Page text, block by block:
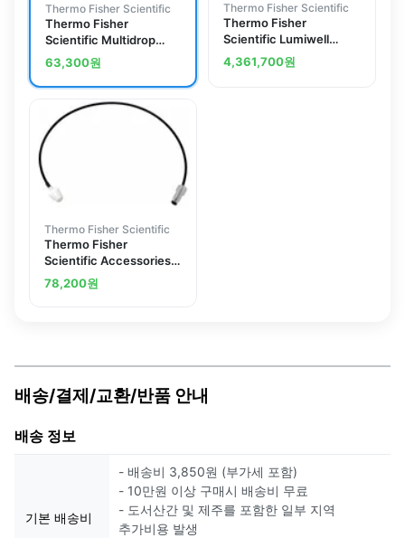
Thermo Fisher Scientific
Thermo Fisher
Scientific Multidrop
Combi Accessories
63,300원
Thermo Fisher Scientific
Thermo Fisher
Scientific Lumiwell
Verification Plate for
Varioskan LUX
4,361,700원
Thermo Fisher Scientific
Thermo Fisher
Scientific Accessories
and Upgrade Kits for
Varioskan LUX
78,200원
배송/결제/교환/반품 안내
배송 정보
기본 배송비
- 배송비 3,850원 (부가세 포함)
- 10만원 이상 구매시 배송비 무료
- 도서산간 및 제주를 포함한 일부 지역
추가비용 발생